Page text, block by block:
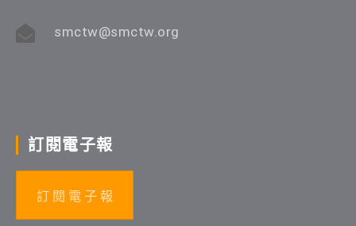
smctw@smctw.org
訂閱電子報
訂 閱 電 子 報